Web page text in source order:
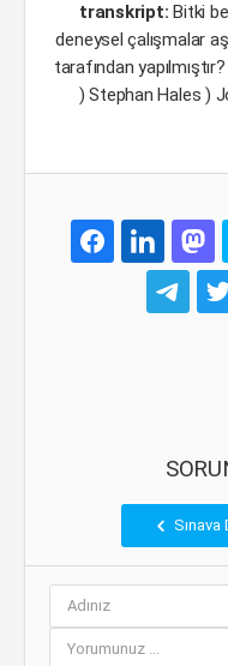
transkript:Bitki
deneysel çalışmalar
tarafından
) Stephan Hales )
Sınava